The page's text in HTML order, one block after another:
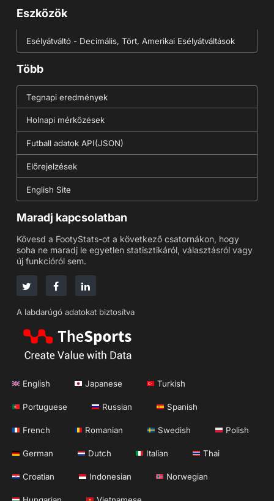
Eszközök
Esélyátváltó - Decimális, Tört, Amerikai Esélyátváltások
Több
Tegnapi eredmények
Holnapi mérkőzések
Futball adatok API(JSON)
Előrejelzések
English Site
Maradj kapcsolatban
Kövesd a FootyStats-ot a következő csatornákon, hogy
soha ne maradj le egyetlen statisztikáról, választásról vagy
új funkcióról sem.
A labdarúgó adatokat biztosítva
English Japanese Turkish
Portuguese Russian Spanish
French Romanian Swedish Polish
German Dutch Italian Thai
Croatian Indonesian Norwegian